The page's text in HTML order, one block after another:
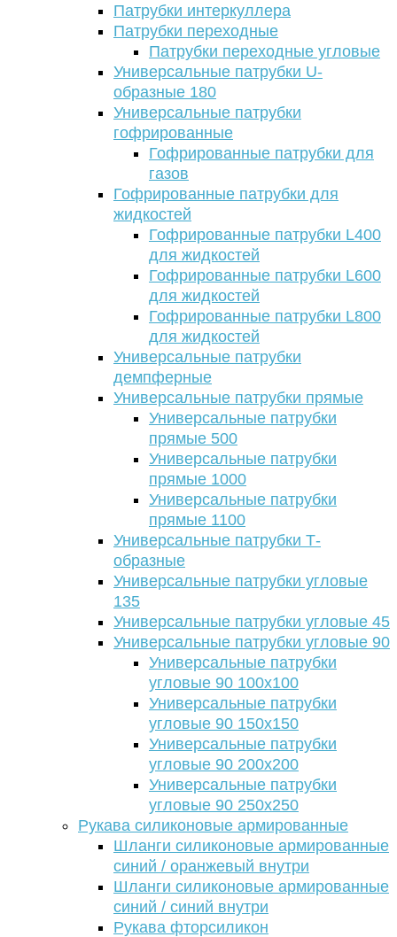
Патрубки интеркуллера
Патрубки переходные
Патрубки переходные угловые
Универсальные патрубки U-
образные 180
Универсальные патрубки
гофрированные
Гофрированные патрубки для
газов
Гофрированные патрубки для
жидкостей
Гофрированные патрубки L400
для жидкостей
Гофрированные патрубки L600
для жидкостей
Гофрированные патрубки L800
для жидкостей
Универсальные патрубки
демпферные
Универсальные патрубки прямые
Универсальные патрубки
прямые 500
Универсальные патрубки
прямые 1000
Универсальные патрубки
прямые 1100
Универсальные патрубки Т-
образные
Универсальные патрубки угловые
135
Универсальные патрубки угловые 45
Универсальные патрубки угловые 90
Универсальные патрубки
угловые 90 100х100
Универсальные патрубки
угловые 90 150х150
Универсальные патрубки
угловые 90 200х200
Универсальные патрубки
угловые 90 250х250
Рукава силиконовые армированные
Шланги силиконовые армированные
синий / оранжевый внутри
Шланги силиконовые армированные
синий / синий внутри
Рукава фторсиликон